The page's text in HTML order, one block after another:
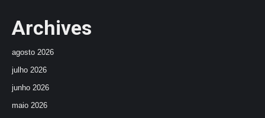
Archives
agosto 2026
julho 2026
junho 2026
maio 2026